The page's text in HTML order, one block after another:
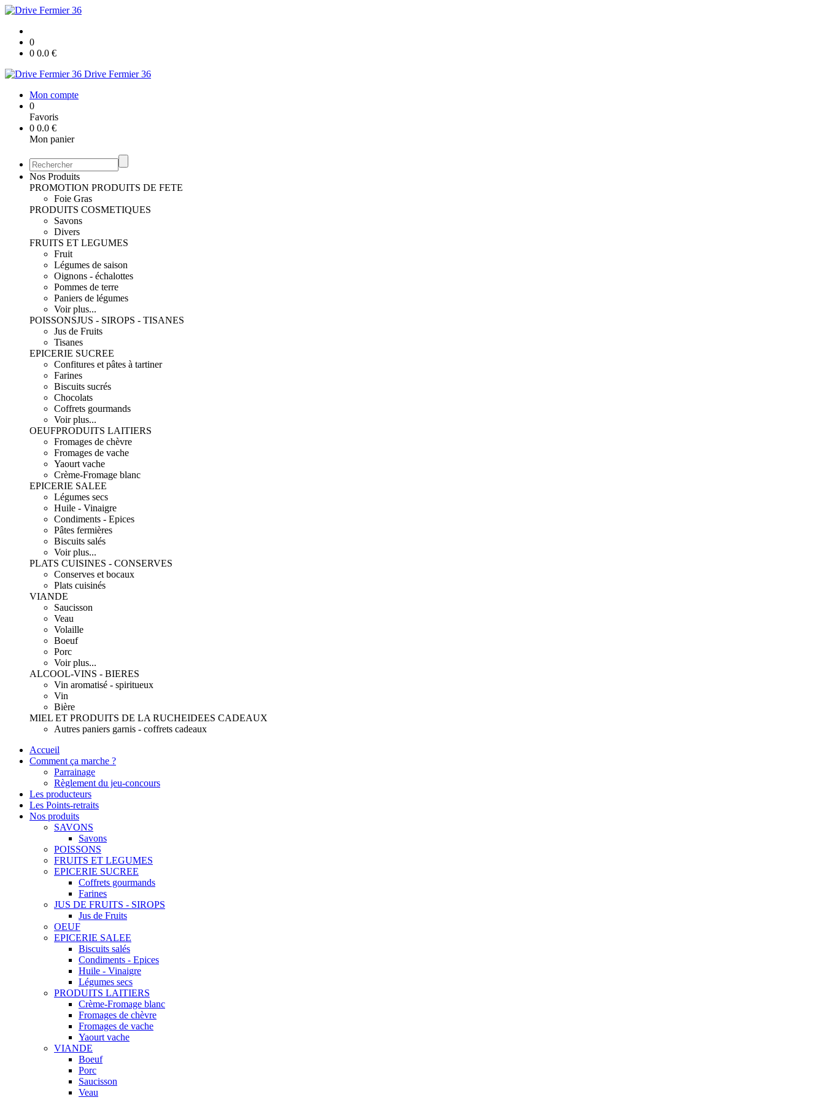
0
0 0.0 €
Drive Fermier 36
Mon compte
0
Favoris
0 0.0 €
Mon panier
Nos Produits
PROMOTION PRODUITS DE FETE
Foie Gras
PRODUITS COSMETIQUES
Savons
Divers
FRUITS ET LEGUMES
Fruit
Légumes de saison
Oignons - échalottes
Pommes de terre
Paniers de légumes
Voir plus...
POISSONSJUS - SIROPS - TISANES
Jus de Fruits
Tisanes
EPICERIE SUCREE
Confitures et pâtes à tartiner
Farines
Biscuits sucrés
Chocolats
Coffrets gourmands
Voir plus...
OEUFPRODUITS LAITIERS
Fromages de chèvre
Fromages de vache
Yaourt vache
Crème-Fromage blanc
EPICERIE SALEE
Légumes secs
Huile - Vinaigre
Condiments - Epices
Pâtes fermières
Biscuits salés
Voir plus...
PLATS CUISINES - CONSERVES
Conserves et bocaux
Plats cuisinés
VIANDE
Saucisson
Veau
Volaille
Boeuf
Porc
Voir plus...
ALCOOL-VINS - BIERES
Vin aromatisé - spiritueux
Vin
Bière
MIEL ET PRODUITS DE LA RUCHEIDEES CADEAUX
Autres paniers garnis - coffrets cadeaux
Accueil
Comment ça marche ?
Parrainage
Règlement du jeu-concours
Les producteurs
Les Points-retraits
Nos produits
SAVONS
Savons
POISSONS
FRUITS ET LEGUMES
EPICERIE SUCREE
Coffrets gourmands
Farines
JUS DE FRUITS - SIROPS
Jus de Fruits
OEUF
EPICERIE SALEE
Biscuits salés
Condiments - Epices
Huile - Vinaigre
Légumes secs
PRODUITS LAITIERS
Crème-Fromage blanc
Fromages de chèvre
Fromages de vache
Yaourt vache
VIANDE
Boeuf
Porc
Saucisson
Veau